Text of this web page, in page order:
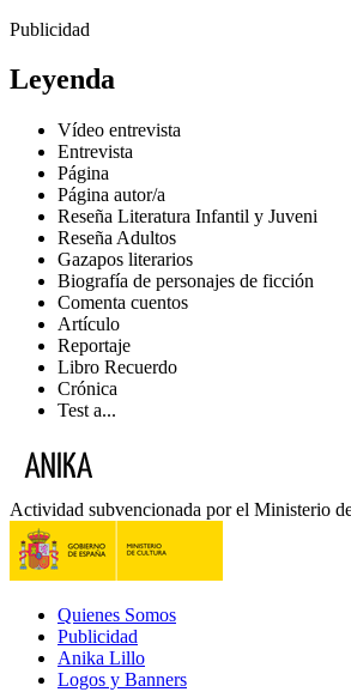
Publicidad
Leyenda
Vídeo entrevista
Entrevista
Página
Página autor/a
Reseña Literatura Infantil y Juveni
Reseña Adultos
Gazapos literarios
Biografía de personajes de ficción
Comenta cuentos
Artículo
Reportaje
Libro Recuerdo
Crónica
Test a...
Actividad subvencionada por el Ministerio
Quienes Somos
Publicidad
Anika Lillo
Logos y Banners